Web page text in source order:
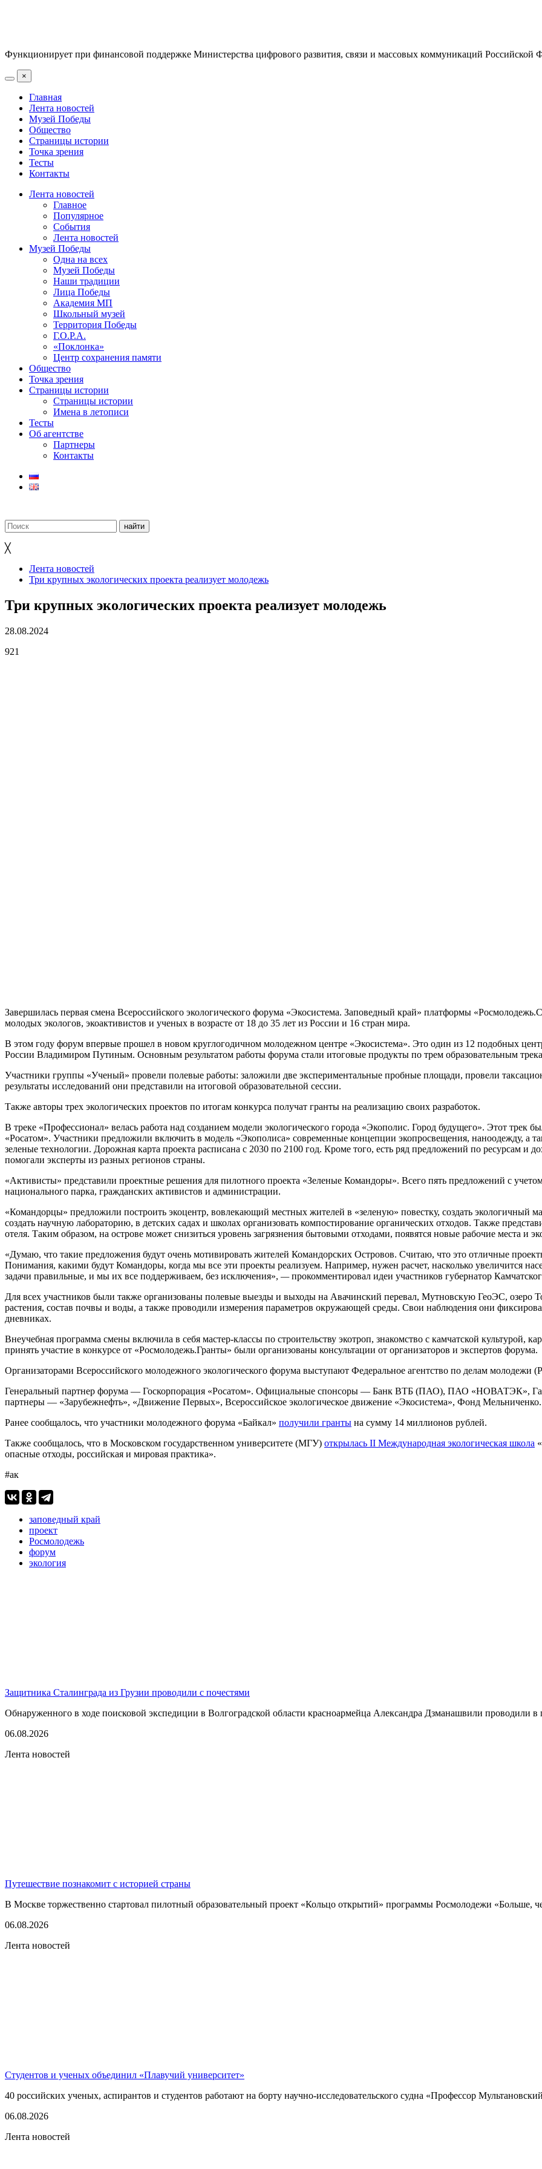
Функционирует при финансовой поддержке Министерства цифрового развития, связи и массовых коммуникаций Российской
×
Главная
Лента новостей
Музей Победы
Общество
Страницы истории
Точка зрения
Тесты
Контакты
Лента новостей
Главное
Популярное
События
Лента новостей
Музей Победы
Одна на всех
Музей Победы
Наши традиции
Лица Победы
Академия МП
Школьный музей
Территория Победы
Г.О.Р.А.
«Поклонка»
Центр сохранения памяти
Общество
Точка зрения
Страницы истории
Страницы истории
Имена в летописи
Тесты
Об агентстве
Партнеры
Контакты
╳
Лента новостей
Три крупных экологических проекта реализует молодежь
Три крупных экологических проекта реализует молодежь
28.08.2024
921
Завершилась первая смена Всероссийского экологического форума «Экосистема. Заповедный край» платформы
молодых экологов, экоактивистов и ученых в возрасте от 18 до 35 лет из России и 16 стран мира.
В этом году форум впервые прошел в новом круглогодичном молодежном центре «Экосистема». Это один из 12 подобных
России Владимиром Путиным. Основным результатом работы форума стали итоговые продукты по трем образовательным
Участники группы «Ученый» провели полевые работы: заложили две экспериментальные пробные площади, провели
результаты исследований они представили на итоговой образовательной сессии.
Также авторы трех экологических проектов по итогам конкурса получат гранты на реализацию своих разработок.
В треке «Профессионал» велась работа над созданием модели экологического города «Экополис. Город будущего». Этот трек
«Росатом». Участники предложили включить в модель «Экополиса» современные концепции экопросвещения, наноодежду, а
зеленые технологии. Дорожная карта проекта расписана с 2030 по 2100 год. Кроме того, есть ряд предложений по ресурсам и
помогали эксперты из разных регионов страны.
«Активисты» представили проектные решения для пилотного проекта «Зеленые Командоры». Всего пять предложений с
национального парка, гражданских активистов и администрации.
«Командорцы» предложили построить экоцентр, вовлекающий местных жителей в «зеленую» повестку, создать экологичный
создать научную лабораторию, в детских садах и школах организовать компостирование органических отходов. Также
отеля. Таким образом, на острове может снизиться уровень загрязнения бытовыми отходами, появятся новые рабочие места и
«Думаю, что такие предложения будут очень мотивировать жителей Командорских Островов. Считаю, что это отличные
Понимания, какими будут Командоры, когда мы все эти проекты реализуем. Например, нужен расчет, насколько увеличится
задачи правильные, и мы их все поддерживаем, без исключения», —прокомментировал идеи участников губернатор
Для всех участников были также организованы полевые выезды и выходы на Авачинский перевал, Мутновскую ГеоЭС,
растения, состав почвы и воды, а также проводили измерения параметров окружающей среды. Свои наблюдения они
дневниках.
Внеучебная программа смены включила в себя мастер-классы по строительству экотроп, знакомство с камчатской культурой,
принять участие в конкурсе от «Росмолодежь.Гранты» были организованы консультации от организаторов и экспертов форума.
Организаторами Всероссийского молодежного экологического форума выступают Федеральное агентство по делам молодежи
Генеральный партнер форума — Госкорпорация «Росатом». Официальные спонсоры — Банк ВТБ (ПАО), ПАО «НОВАТЭК»,
партнеры — «Зарубежнефть», «Движение Первых», Всероссийское экологическое движение «Экосистема», Фонд Мельниченко.
Ранее сообщалось, что участники молодежного форума «Байкал» получили гранты на сумму 14 миллионов рублей.
Также сообщалось, что в Московском государственном университете (МГУ) открылась II Международная экологическая школа
опасные отходы, российская и мировая практика».
#ак
заповедный край
проект
Росмолодежь
форум
экология
Защитника Сталинграда из Грузии проводили с почестями
Обнаруженного в ходе поисковой экспедиции в Волгоградской области красноармейца Александра Дзманашвили проводили в
06.08.2026
Лента новостей
Путешествие познакомит с историей страны
В Москве торжественно стартовал пилотный образовательный проект «Кольцо открытий» программы Росмолодежи «Больше,
06.08.2026
Лента новостей
Студентов и ученых объединил «Плавучий университет»
40 российских ученых, аспирантов и студентов работают на борту научно-исследовательского судна «Профессор
06.08.2026
Лента новостей